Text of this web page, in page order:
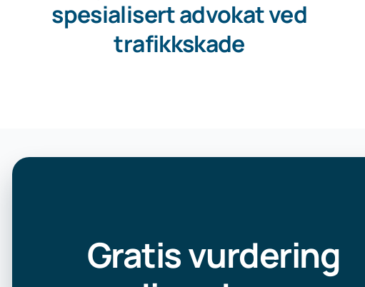
spesialisert advokat ved
trafikkskade
Gratis vurdering